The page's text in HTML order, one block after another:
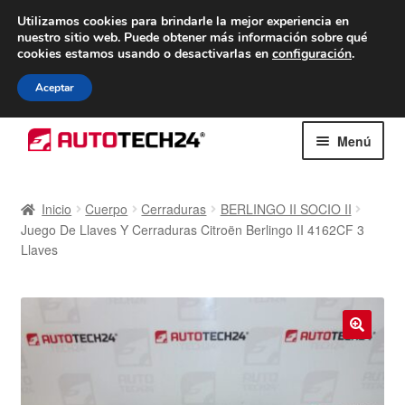
ENTREGA desde 7 EUR
De lunes a viernes de 9 a. m. a 4 p. m.
navegación
al
Menú
Caja registradora
Contacto
Inicio Cuerpo Cerraduras
BERLINGO II SOCIO II
Juego De Llaves Y Cerraduras Citroën Berlingo II 4162CF 3
Llaves
Utilizamos cookies para brindarle la mejor experiencia en
nuestro sitio web. Puede obtener más información sobre qué
cookies estamos usando o desactivarlas en configuración.
Aceptar